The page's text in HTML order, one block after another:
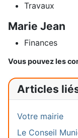
Travaux
Marie Jean
Finances
Vous pouvez les
Articles
Votre mairie
Le Conseil